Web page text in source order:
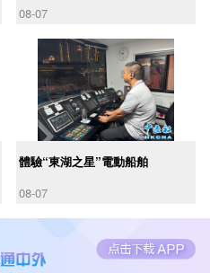
08-07
體驗“東湖之星”電動船舶
08-07